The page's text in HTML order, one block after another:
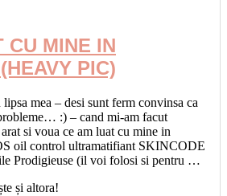
CU MINE IN
PIC)
mea – desi sunt ferm convinsa ca
:) – cand mi-am facut
si voua ce am luat cu mine in
oil control ultramatifiant SKINCODE
Prodigieuse (il voi folosi si pentru …
și altora!